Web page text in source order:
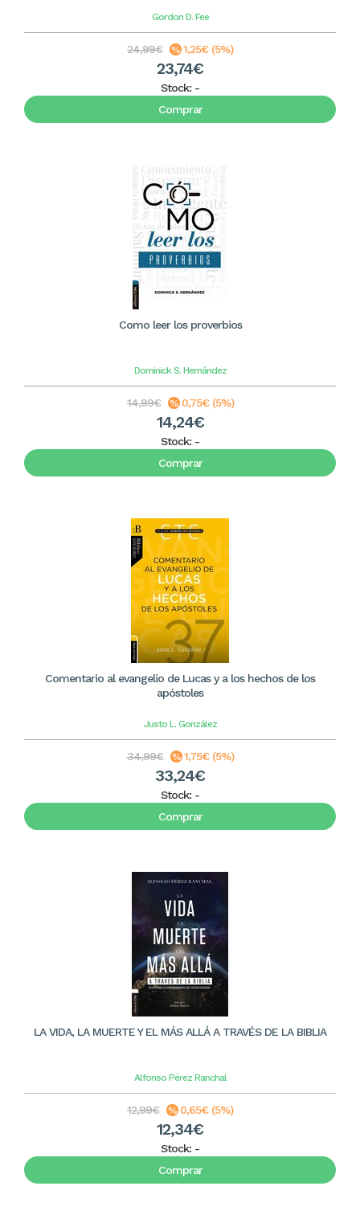
Gordon D. Fee
24,99€ 1,25€ (5%)
23,74€
Stock: -
Comprar
Como leer los proverbios
Dominick S. Hernández
14,99€ 0,75€ (5%)
14,24€
Stock: -
Comprar
Comentario al evangelio de Lucas y a los hechos de los
apóstoles
Justo L. González
34,99€ 1,75€ (5%)
33,24€
Stock: -
Comprar
LA VIDA, LA MUERTE Y EL MÁS ALLÁ A TRAVÉS DE LA BIBLIA
Alfonso Pérez Ranchal
12,99€ 0,65€ (5%)
12,34€
Stock: -
Comprar